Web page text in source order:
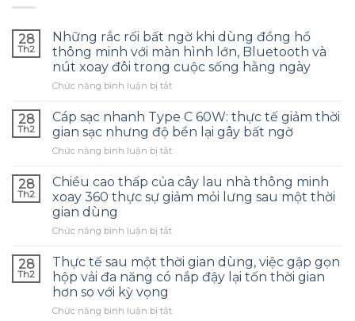
28
Th2
Những rắc rối bất ngờ khi dùng đồng hồ
thông minh với màn hình lớn, Bluetooth và
nút xoay đôi trong cuộc sống hằng ngày
Chức năng bình luận bị tắtở
rắc
rối
bất
ngờ
dùng
đồng
minh
màn
hình
và
28
Th2
Cáp sạc nhanh Type C 60W: thực tế giảm thời
gian sạc nhưng độ bền lại gây bất ngờ
Chức năng bình luận bị tắtở
sạc
nhanh
Type
60W:
tế
giảm
thời
sạc
28
Th2
Chiều cao thấp của cây lau nhà thông minh
xoay 360 thực sự giảm mỏi lưng sau một thời
gian dùng
Chức năng bình luận bị tắtở
cao
thấp
của
lau
28
Th2
Thực tế sau một thời gian dùng, việc gập gọn
hộp vải đa năng có nắp đậy lại tốn thời gian
hơn so với kỳ vọng
Chức năng bình luận bị tắtở